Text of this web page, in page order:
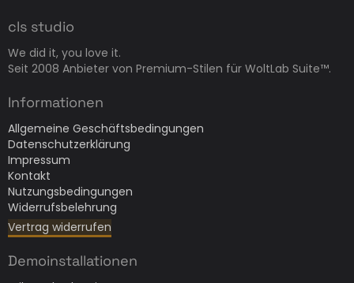
cls studio
We did it, you love it.
Seit 2008 Anbieter von Premium-Stilen für WoltLab Suite™.
Informationen
Allgemeine Geschäftsbedingungen
Datenschutzerklärung
Impressum
Kontakt
Nutzungsbedingungen
Widerrufsbelehrung
Vertrag widerrufen
Demoinstallationen